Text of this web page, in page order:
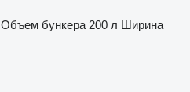
Объем бункера 200 л Ширина